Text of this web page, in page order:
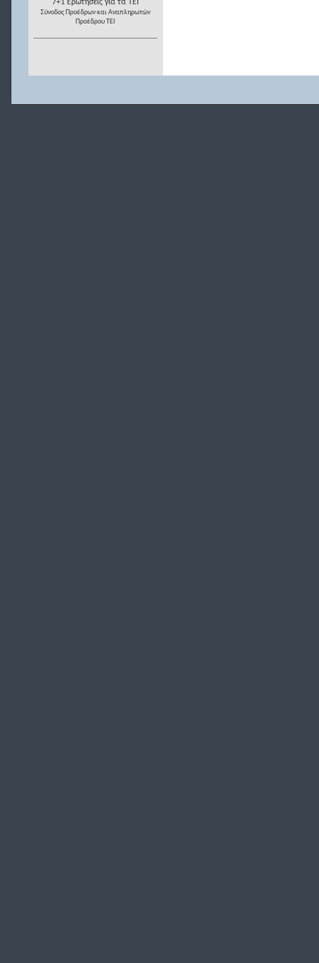
7+1 Ερωτήσεις για τα ΤΕΙ
Σύνοδος Προέδρων και Αναπληρωτών
Προέδρου ΤΕΙ